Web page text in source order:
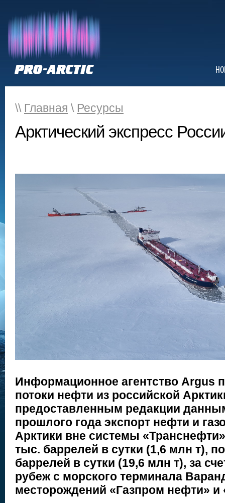
\\ Главная \ Ресурсы
Арктический экспресс
Информационное агентство Argus
потоки нефти из российской
предоставленным редакции
прошлого года экспорт нефти и
Арктики вне системы
тыс. баррелей в сутки (1,6 млн т),
баррелей в сутки (19,6 млн т), за
рубеж с морского терминала
месторождений «Газпром нефти»